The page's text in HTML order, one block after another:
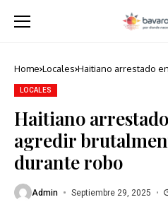
Home Locales Haitiano arrestado
LOCALES
Haitiano
agredir
durante robo
Admin Septiembre 29, 2025